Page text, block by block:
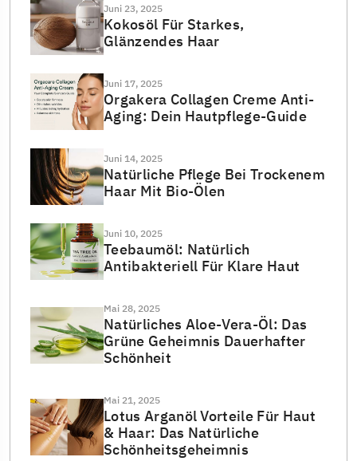
Juni 23, 2025
Kokosöl Für Starkes,
Glänzendes Haar
Juni 17, 2025
Orgakera Collagen Creme Anti-
Aging: Dein Hautpflege-Guide
Juni 14, 2025
Natürliche Pflege Bei Trockenem
Haar Mit Bio-Ölen
Juni 10, 2025
Teebaumöl: Natürlich
Antibakteriell Für Klare Haut
Mai 28, 2025
Natürliches Aloe-Vera-Öl: Das
Grüne Geheimnis Dauerhafter
Schönheit
Mai 21, 2025
Lotus Arganöl Vorteile Für Haut
& Haar: Das Natürliche
Schönheitsgeheimnis